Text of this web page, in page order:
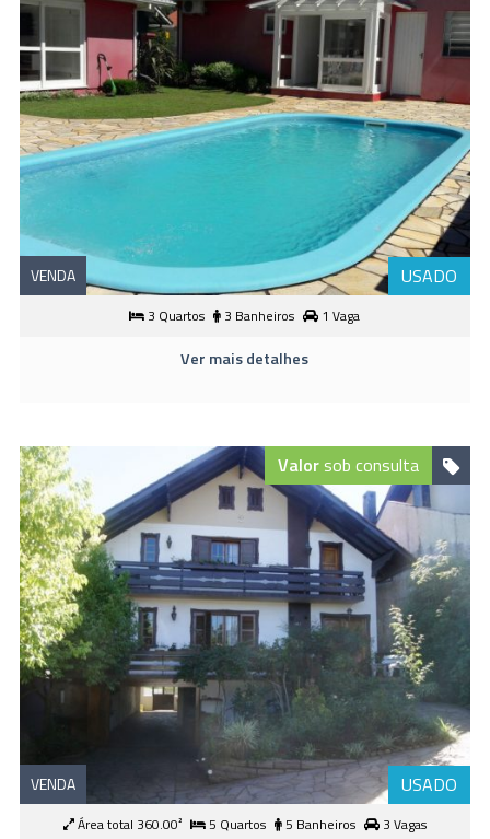
USADO
VENDA
3 Quartos 3 Banheiros 1 Vaga
Ver mais detalhes
USADO
Valorsob consulta
VENDA
Área total 360.00² 5 Quartos 5 Banheiros 3 Vagas